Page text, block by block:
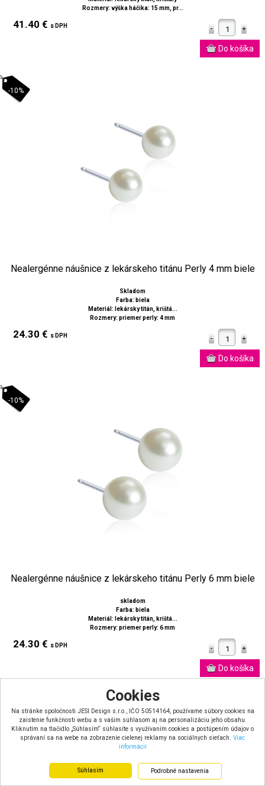
Cookies
Na stránke spoločnosti JESI Design s.r.o., IČO 50514164, používame súbory cookies na
zaistenie funkčnosti webu a s vašim súhlasom aj na personalizáciu jeho obsahu.
Kliknutím na tlačidlo „Súhlasím“ súhlasíte s využívaním cookies a postúpením údajov o
správaní sa na webe na zobrazenie cielenej reklamy na sociálnych sieťach. Viac
informácií
Súhlasím Podrobné nastavenia
Rozmery: výška háčika: 15 mm, pr...
41.40 € s DPH
-10%
Nealergénne náušnice z lekárskeho titánu Perly 4 mm biele
Skladom
Farba: biela
Materiál: lekársky titán, krištá...
Rozmery: priemer perly: 4 mm
24.30 € s DPH
-10%
Nealergénne náušnice z lekárskeho titánu Perly 6 mm biele
skladom
Farba: biela
Materiál: lekársky titán, krištá...
Rozmery: priemer perly: 6 mm
24.30 € s DPH
-10%